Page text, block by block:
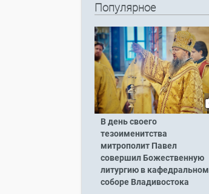
Популярное
В день своего
тезоименитства
митрополит Павел
совершил Божественную
литургию в кафедральном
соборе Владивостока